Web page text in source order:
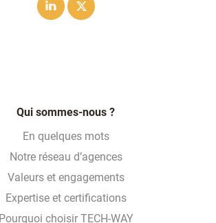
Qui sommes-nous ?
En quelques mots
Notre réseau d’agences
Valeurs et engagements
Expertise et certifications
Pourquoi choisir TECH-WAY